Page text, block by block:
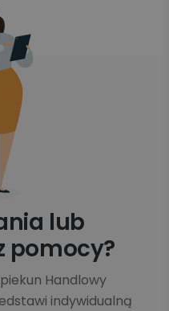
lub
pomocy?
Handlowy
indywidualną